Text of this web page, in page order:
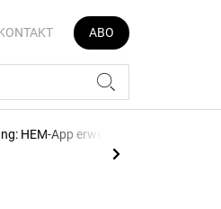
ABO
HEM-App erweitert